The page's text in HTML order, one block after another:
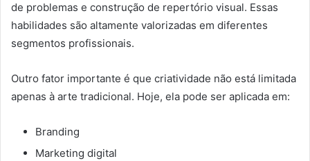
de problemas e construção de repertório visual. Essas
habilidades são altamente valorizadas em diferentes
segmentos profissionais.
Outro fator importante é que criatividade não está limitada
apenas à arte tradicional. Hoje, ela pode ser aplicada em:
Branding
Marketing digital